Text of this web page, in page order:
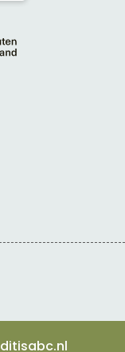
ditisabc.nl